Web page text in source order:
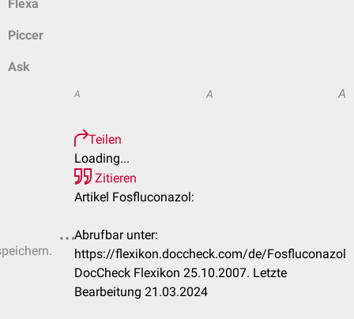
Flexa
Piccer
Ask
A A A
Teilen
Loading...
Zitieren
Artikel Fosfluconazol:
Abrufbar unter:
https://flexikon.doccheck.com/de/Fosfluconazol
DocCheck Flexikon 25.10.2007. Letzte
Bearbeitung 21.03.2024